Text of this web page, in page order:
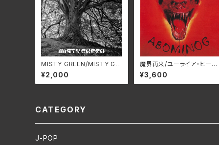
MISTY GREEN/MISTY GR
EEN S4MG-0306(仕様:C
D)
¥2,000
魔界再来/ユーライア‧ヒー
プ BELLE-264334(仕様:
SHM-CD)
¥3,600
CATEGORY
J-POP